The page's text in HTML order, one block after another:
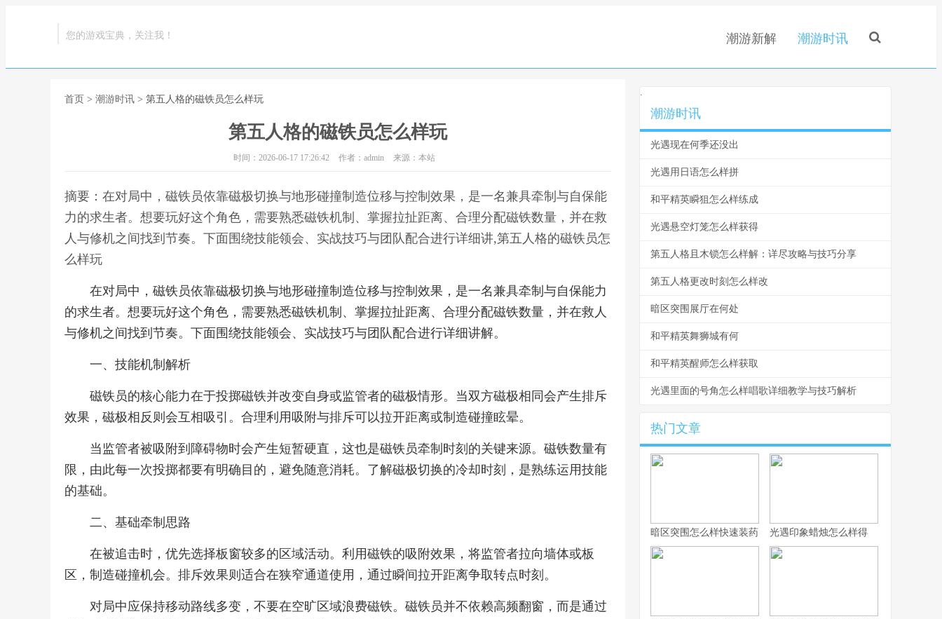
您的游戏宝典，关注我！ 潮游新解 潮游时讯
首页 > 潮游时讯 > 第五人格的磁铁员怎么样玩
第五人格的磁铁员怎么样玩
时间：2026-06-17 17:26:42 作者：admin 来源：本站
摘要：在对局中，磁铁员依靠磁极切换与地形碰撞制造位移与控制效果，是一名兼具牵制与自保能
力的求生者。想要玩好这个角色，需要熟悉磁铁机制、掌握拉扯距离、合理分配磁铁数量，并在救
人与修机之间找到节奏。下面围绕技能领会、实战技巧与团队配合进行详细讲,第五人格的磁铁员怎
么样玩
在对局中，磁铁员依靠磁极切换与地形碰撞制造位移与控制效果，是一名兼具牵制与自保能力
的求生者。想要玩好这个角色，需要熟悉磁铁机制、掌握拉扯距离、合理分配磁铁数量，并在救人
与修机之间找到节奏。下面围绕技能领会、实战技巧与团队配合进行详细讲解。
一、技能机制解析
磁铁员的核心能力在于投掷磁铁并改变自身或监管者的磁极情形。当双方磁极相同会产生排斥
效果，磁极相反则会互相吸引。合理利用吸附与排斥可以拉开距离或制造碰撞眩晕。
当监管者被吸附到障碍物时会产生短暂硬直，这也是磁铁员牵制时刻的关键来源。磁铁数量有
限，由此每一次投掷都要有明确目的，避免随意消耗。了解磁极切换的冷却时刻，是熟练运用技能
的基础。
二、基础牵制思路
在被追击时，优先选择板窗较多的区域活动。利用磁铁的吸附效果，将监管者拉向墙体或板
区，制造碰撞机会。排斥效果则适合在狭窄通道使用，通过瞬间拉开距离争取转点时刻。
对局中应保持移动路线多变，不要在空旷区域浪费磁铁。磁铁员并不依赖高频翻窗，而是通过
.
潮游时讯
光遇现在何季还没出
光遇用日语怎么样拼
和平精英瞬狙怎么样练成
光遇悬空灯笼怎么样获得
第五人格且木锁怎么样解：详尽攻略与技巧分享
第五人格更改时刻怎么样改
暗区突围展厅在何处
和平精英舞狮城有何
和平精英醒师怎么样获取
光遇里面的号角怎么样唱歌详细教学与技巧解析
热门文章
暗区突围怎么样快速装药 光遇印象蜡烛怎么样得